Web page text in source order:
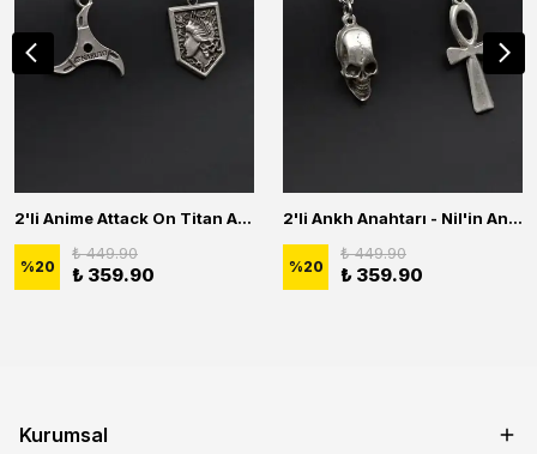
2'li Anime Attack On Titan Acrylic Maria Anime Naruto Erkek Kadın Kolye Seti
%20
₺ 449.90
₺ 359.90
2'li Ankh Anahtarı - Nil'in Anahtarı - Kuru Kafa Erkek Kadın Kolye Seti
%20
₺ 449.90
₺ 359.90
Kurumsal